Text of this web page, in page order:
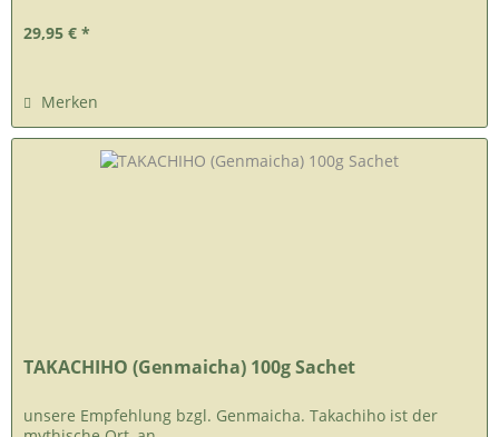
29,95 € *
Merken
TAKACHIHO (Genmaicha) 100g Sachet
unsere Empfehlung bzgl. Genmaicha. Takachiho ist der